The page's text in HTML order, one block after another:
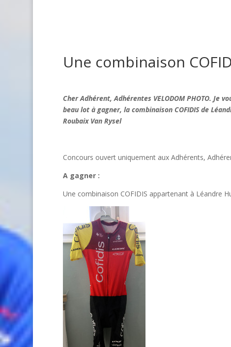
Une combinaison
Cher Adhérent, Adhérentes VELODOM PHOTO. Je
beau lot à gagner, la combinaison COFIDIS de
Roubaix Van Rysel
Concours ouvert uniquement aux Adhérents,
A gagner :
Une combinaison COFIDIS appartenant à Léandre